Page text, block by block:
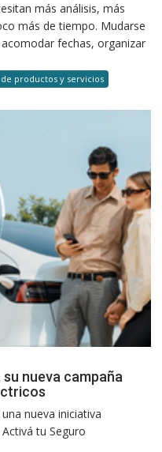
más análisis, más
más de tiempo. Mudarse
fechas, organizar
productos y servicios
su nueva campaña
nueva iniciativa
tu Seguro